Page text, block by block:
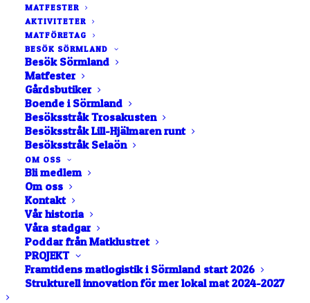
MATFESTER
AKTIVITETER
MATFÖRETAG
BESÖK SÖRMLAND
Besök Sörmland
Matfester
Gårdsbutiker
Boende i Sörmland
Besöksstråk Trosakusten
Besöksstråk Lill-Hjälmaren runt
Besöksstråk Selaön
OM OSS
Bli medlem
Om oss
Kontakt
Vår historia
Våra stadgar
Poddar från Matklustret
PROJEKT
Framtidens matlogistik i Sörmland start 2026
Strukturell innovation för mer lokal mat 2024-2027
Flen
Jämtens Trädgård
BUTIK
GÅRDS­FÖRSÄLJNING
ÄGG ÖRTER